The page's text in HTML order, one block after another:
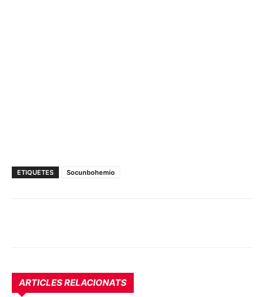
ETIQUETES Socunbohemio
ARTICLES RELACIONATS